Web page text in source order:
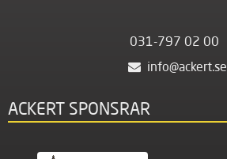
031-797 02 00
info@ackert.se
ACKERT SPONSRAR